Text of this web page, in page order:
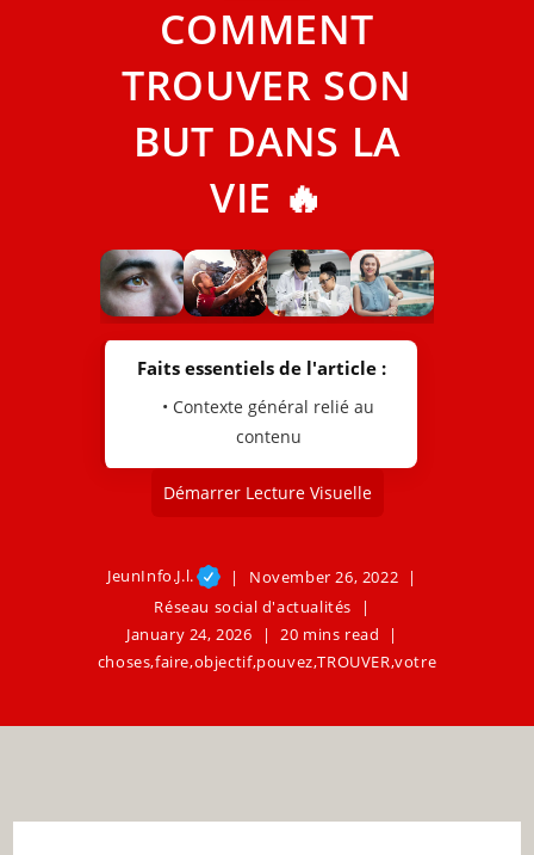
COMMENT
TROUVER SON
BUT DANS LA
VIE 🔥
Faits essentiels de l'article :
• Contexte général relié au
contenu
Démarrer Lecture Visuelle
JeunInfo.J.l.
November 26, 2022
Réseau social d'actualités
January 24, 2026
20 mins read
choses,faire,objectif,pouvez,TROUVER,votre